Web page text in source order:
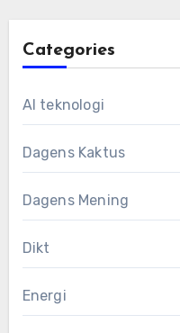
Categories
AI teknologi
Dagens Kaktus
Dagens Mening
Dikt
Energi